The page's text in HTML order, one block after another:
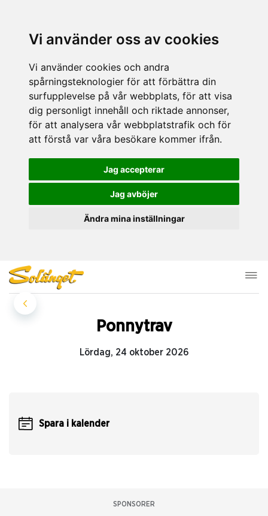
Vi använder oss av cookies
Vi använder cookies och andra
spårningsteknologier för att förbättra din
surfupplevelse på vår webbplats, för att visa
dig personligt innehåll och riktade annonser,
för att analysera vår webbplatstrafik och för
att förstå var våra besökare kommer ifrån.
Jag accepterar
Jag avböjer
Ändra mina inställningar
Ponnytrav
Lördag, 24 oktober 2026
Spara i kalender
SPONSORER